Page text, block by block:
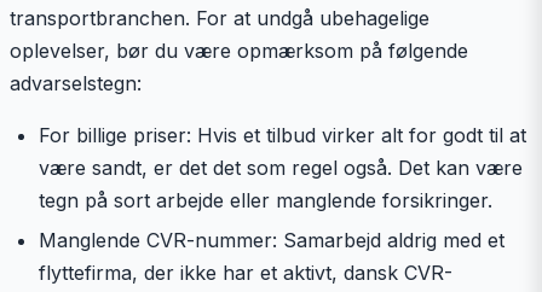
transportbranchen. For at undgå ubehagelige
oplevelser, bør du være opmærksom på følgende
advarselstegn:
For billige priser: Hvis et tilbud virker alt for godt til at
være sandt, er det det som regel også. Det kan være
tegn på sort arbejde eller manglende forsikringer.
Manglende CVR-nummer: Samarbejd aldrig med et
flyttefirma, der ikke har et aktivt, dansk CVR-